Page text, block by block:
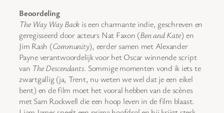
Beoordeling
The Way Way Back is een charmante indie, geschreven en
geregisseerd door acteurs Nat Faxon (Ben and Kate) en
Jim Rash (Community), eerder samen met Alexander
Payne verantwoordelijk voor het Oscar winnende script
van The Descendants. Sommige momenten vond ik iets te
zwartgallig (ja, Trent, nu weten we wel dat je een eikel
bent) en de film moet het vooral hebben van de scènes
met Sam Rockwell die een hoop leven in de film blaast.